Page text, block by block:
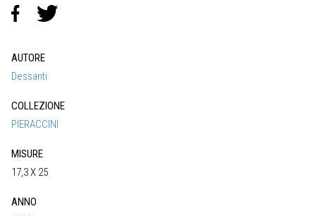
AUTORE
Dessanti
COLLEZIONE
PIERACCINI
MISURE
17,3 X 25
ANNO